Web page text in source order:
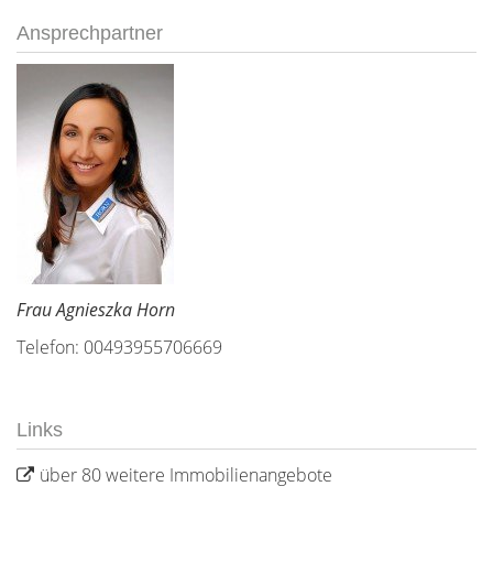
Ansprechpartner
Frau Agnieszka Horn
Telefon: 00493955706669
Links
über 80 weitere Immobilienangebote